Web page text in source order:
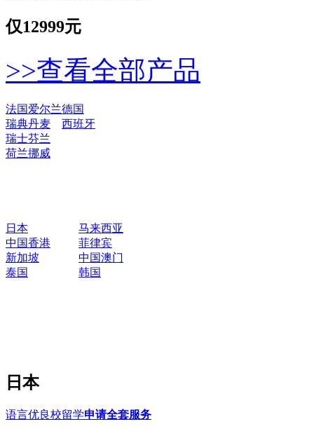
仅12999元
>>查看全部产品
法国爱尔兰德国
瑞典丹麦
西班牙
瑞士芬兰
荷兰挪威
日本
马来西亚
中国香港
菲律宾
新加坡
中国澳门
泰国
韩国
日本
语言优良校留学申请全套服务